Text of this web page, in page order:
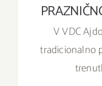
V VDC
tradicionalno